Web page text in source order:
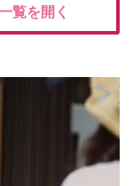
覧を開く